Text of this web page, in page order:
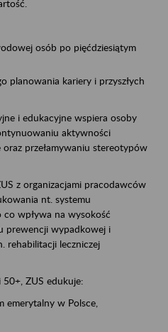
osób po pięćdziesiątym
planowania kariery i przyszłych
i edukacyjne wspiera osoby
aktywności
przełamywaniu stereotypów
z organizacjami pracodawców
nt. systemu
wpływa na wysokość
prewencji wypadkowej i
rehabilitacji leczniczej
ZUS edukuje:
emerytalny w Polsce,